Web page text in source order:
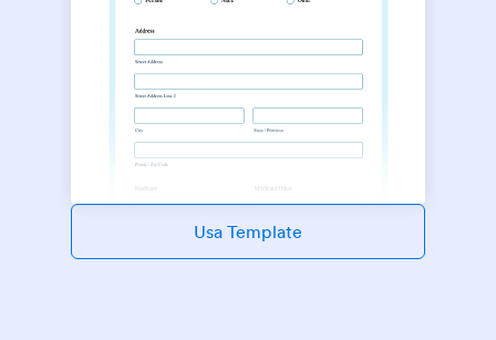
Usa Template